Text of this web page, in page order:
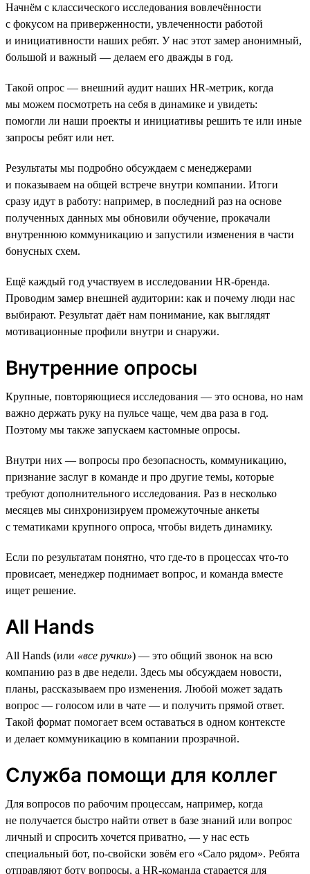
Начнём с классического исследования вовлечённости
с фокусом на приверженности, увлеченности работой
и инициативности наших ребят. У нас этот замер анонимный,
большой и важный — делаем его дважды в год.
Такой опрос — внешний аудит наших HR-метрик, когда
мы можем посмотреть на себя в динамике и увидеть:
помогли ли наши проекты и инициативы решить те или иные
запросы ребят или нет.
Результаты мы подробно обсуждаем с менеджерами
и показываем на общей встрече внутри компании. Итоги
сразу идут в работу: например, в последний раз на основе
полученных данных мы обновили обучение, прокачали
внутреннюю коммуникацию и запустили изменения в части
бонусных схем.
Ещё каждый год участвуем в исследовании HR-бренда.
Проводим замер внешней аудитории: как и почему люди нас
выбирают. Результат даёт нам понимание, как выглядят
мотивационные профили внутри и снаружи.
Внутренние опросы
Крупные, повторяющиеся исследования — это основа, но нам
важно держать руку на пульсе чаще, чем два раза в год.
Поэтому мы также запускаем кастомные опросы.
Внутри них — вопросы про безопасность, коммуникацию,
признание заслуг в команде и про другие темы, которые
требуют дополнительного исследования. Раз в несколько
месяцев мы синхронизируем промежуточные анкеты
с тематиками крупного опроса, чтобы видеть динамику.
Если по результатам понятно, что где-то в процессах что-то
провисает, менеджер поднимает вопрос, и команда вместе
ищет решение.
All Hands
All Hands (или «все ручки») — это общий звонок на всю
компанию раз в две недели. Здесь мы обсуждаем новости,
планы, рассказываем про изменения. Любой может задать
вопрос — голосом или в чате — и получить прямой ответ.
Такой формат помогает всем оставаться в одном контексте
и делает коммуникацию в компании прозрачной.
Служба помощи для коллег
Для вопросов по рабочим процессам, например, когда
не получается быстро найти ответ в базе знаний или вопрос
личный и спросить хочется приватно, — у нас есть
специальный бот, по-свойски зовём его «Сало рядом». Ребята
отправляют боту вопросы, а HR-команда старается для